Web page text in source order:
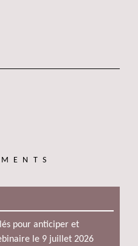
pour anticiper et
le 9 juillet 2026